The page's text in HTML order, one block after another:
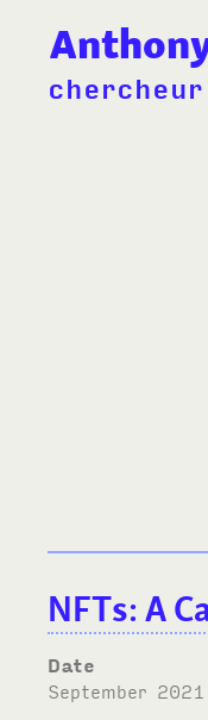
NFTs: A
Date
September 2021